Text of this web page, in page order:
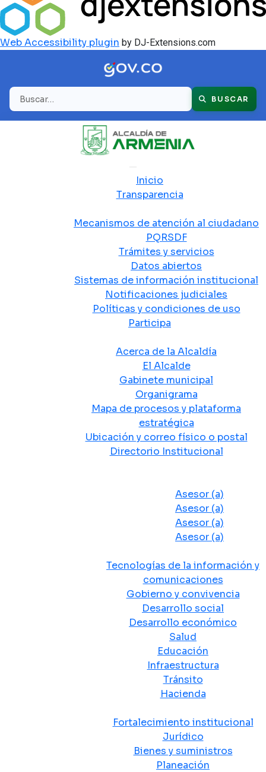
Web Accessibility plugin by DJ-Extensions.com
Buscar BUSCAR
Inicio
Transparencia
Mecanismos de atención al ciudadano
PQRSDF
Trámites y servicios
Datos abiertos
Sistemas de información institucional
Notificaciones judiciales
Políticas y condiciones de uso
Participa
Acerca de la Alcaldía
El Alcalde
Gabinete municipal
Organigrama
Mapa de procesos y plataforma
estratégica
Ubicación y correo físico o postal
Directorio Institucional
Asesor (a)
Asesor (a)
Asesor (a)
Asesor (a)
Tecnologías de la información y
comunicaciones
Gobierno y convivencia
Desarrollo social
Desarrollo económico
Salud
Educación
Infraestructura
Tránsito
Hacienda
Fortalecimiento institucional
Jurídico
Bienes y suministros
Planeación